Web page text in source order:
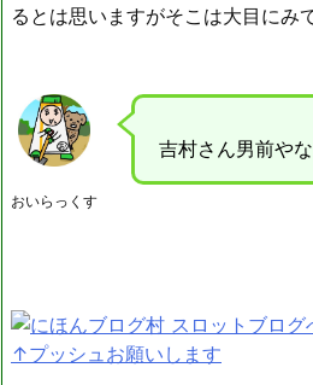
るとは思いますがそこは大目にみ
おいらっくす
吉村さん男前やな
↑プッシュお願いします